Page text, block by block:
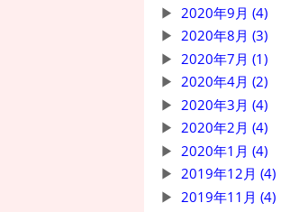
2020年9月 (4)
2020年8月 (3)
2020年7月 (1)
2020年4月 (2)
2020年3月 (4)
2020年2月 (4)
2020年1月 (4)
2019年12月 (4)
2019年11月 (4)